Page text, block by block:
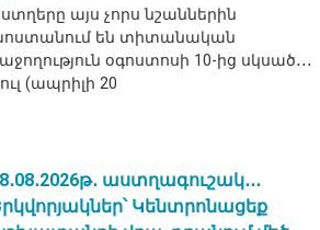
այս չորս նշաններին
են տիտանական
օգոստոսի 10-ից սկսած․․․
(ապրիլի 20
աստղագուշակ․․․
Կենտրոնացեք